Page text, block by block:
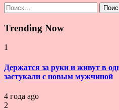
Найти:
Trending Now
1
Держатся за руки и живут в
застукали с новым мужчиной
4 года ago
2